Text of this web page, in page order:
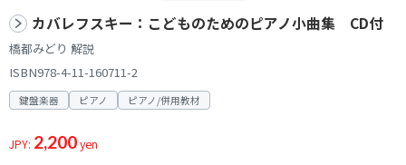
カバレフスキー：こどものためのピアノ小曲集 CD付
橋都みどり 解説
ISBN978-4-11-160711-2
鍵盤楽器 ピアノ ピアノ/併用教材
JPY: 2,200yen